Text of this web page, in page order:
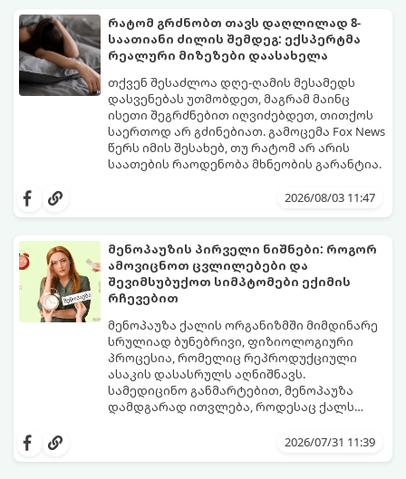
რატომ გრძნობთ თავს დაღლილად 8-
საათიანი ძილის შემდეგ: ექსპერტმა
რეალური მიზეზები დაასახელა
თქვენ შესაძლოა დღე-ღამის მესამედს
დასვენებას უთმობდეთ, მაგრამ მაინც
ისეთი შეგრძნებით იღვიძებდეთ, თითქოს
საერთოდ არ გძინებიათ. გამოცემა Fox News
წერს იმის შესახებ, თუ რატომ არ არის
საათების რაოდენობა მხნეობის გარანტია.
2026/08/03 11:47
მენოპაუზის პირველი ნიშნები: როგორ
ამოვიცნოთ ცვლილებები და
შევიმსუბუქოთ სიმპტომები ექიმის
რჩევებით
მენოპაუზა ქალის ორგანიზმში მიმდინარე
სრულიად ბუნებრივი, ფიზიოლოგიური
პროცესია, რომელიც რეპროდუქციული
ასაკის დასასრულს აღნიშნავს.
სამედიცინო განმარტებით, მენოპაუზა
დამდგარად ითვლება, როდესაც ქალს
ცვლილებები ამ მომენტამდე ბევრად ადრე
2026/07/31 11:39